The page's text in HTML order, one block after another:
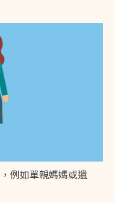
例如單親媽媽或遺